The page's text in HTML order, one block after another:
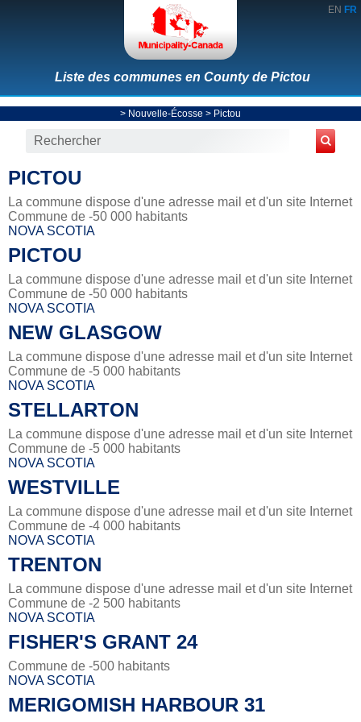
EN FR
Liste des communes en County de Pictou
> Nouvelle-Écosse > Pictou
PICTOU
La commune dispose d'une adresse mail et d'un site Internet
Commune de -50 000 habitants
NOVA SCOTIA
PICTOU
La commune dispose d'une adresse mail et d'un site Internet
Commune de -50 000 habitants
NOVA SCOTIA
NEW GLASGOW
La commune dispose d'une adresse mail et d'un site Internet
Commune de -5 000 habitants
NOVA SCOTIA
STELLARTON
La commune dispose d'une adresse mail et d'un site Internet
Commune de -5 000 habitants
NOVA SCOTIA
WESTVILLE
La commune dispose d'une adresse mail et d'un site Internet
Commune de -4 000 habitants
NOVA SCOTIA
TRENTON
La commune dispose d'une adresse mail et d'un site Internet
Commune de -2 500 habitants
NOVA SCOTIA
FISHER'S GRANT 24
Commune de -500 habitants
NOVA SCOTIA
MERIGOMISH HARBOUR 31